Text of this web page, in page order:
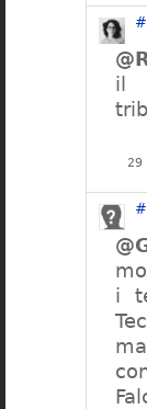
il
29
i